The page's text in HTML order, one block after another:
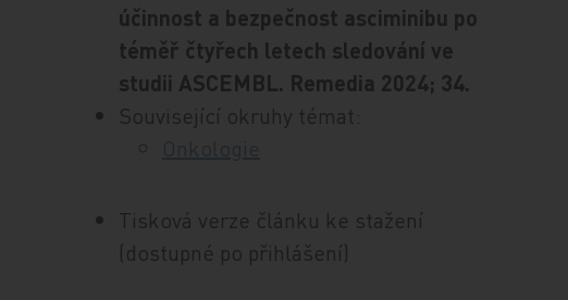
účinnost a bezpečnost asciminibu po
téměř čtyřech letech sledování ve
studii ASCEMBL. Remedia 2024; 34.
Související okruhy témat:
Tisková verze článku ke stažení
(dostupné po přihlášení)